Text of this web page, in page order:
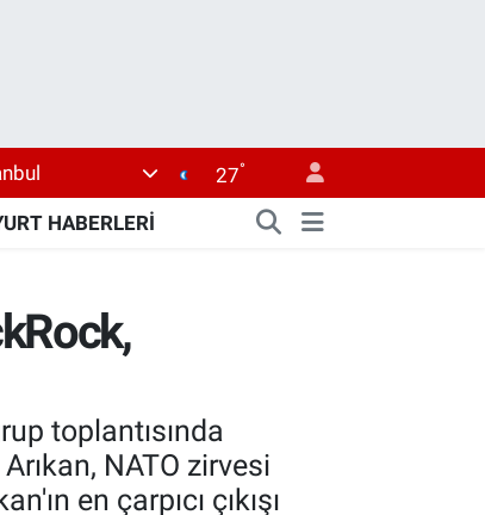
27°
HABERLERİ
toplantısında
NATO zirvesi
en çarpıcı çıkışı